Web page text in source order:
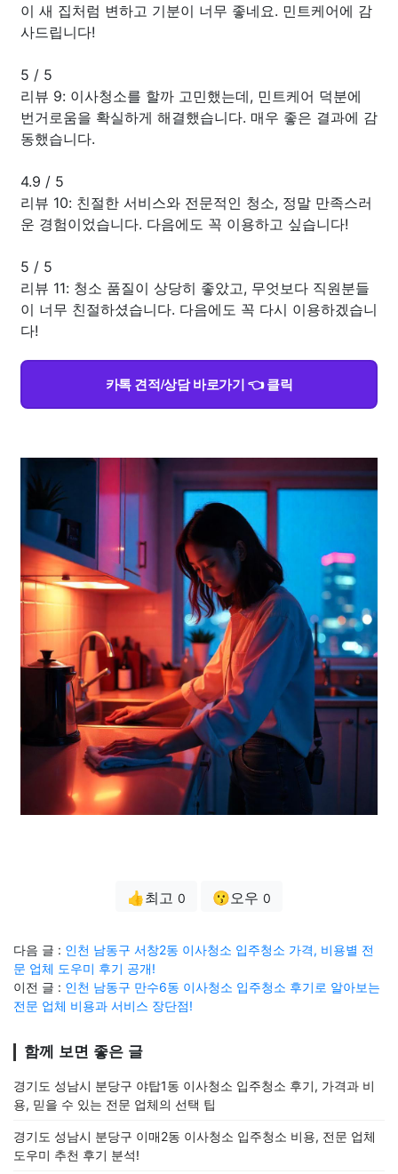
이 새 집처럼 변하고 기분이 너무 좋네요. 민트케어에 감
사드립니다!
5 / 5
리뷰 9: 이사청소를 할까 고민했는데, 민트케어 덕분에
번거로움을 확실하게 해결했습니다. 매우 좋은 결과에 감
동했습니다.
4.9 / 5
리뷰 10: 친절한 서비스와 전문적인 청소, 정말 만족스러
운 경험이었습니다. 다음에도 꼭 이용하고 싶습니다!
5 / 5
리뷰 11: 청소 품질이 상당히 좋았고, 무엇보다 직원분들
이 너무 친절하셨습니다. 다음에도 꼭 다시 이용하겠습니
다!
카톡 견적/상담 바로가기 👈 클릭
👍최고 0 😗오우 0
다음 글 : 인천 남동구 서창2동 이사청소 입주청소 가격, 비용별 전
문 업체 도우미 후기 공개!
이전 글 : 인천 남동구 만수6동 이사청소 입주청소 후기로 알아보는
전문 업체 비용과 서비스 장단점!
함께 보면 좋은 글
경기도 성남시 분당구 야탑1동 이사청소 입주청소 후기, 가격과 비
용, 믿을 수 있는 전문 업체의 선택 팁
경기도 성남시 분당구 이매2동 이사청소 입주청소 비용, 전문 업체
도우미 추천 후기 분석!